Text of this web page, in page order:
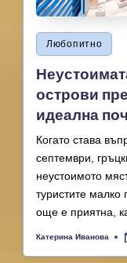
Posted
in
Любопитно
острови
идеална
Когато става
септември,
неустоимото
туристите малко
още е приятна,
Posted
Катерина Иванова